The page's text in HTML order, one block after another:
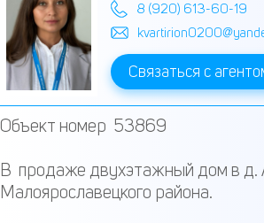
8 (920) 613-60-19
Связаться с
Объект номер 53869
В продаже двухэтажный дом в д.
Малоярославецкого района.